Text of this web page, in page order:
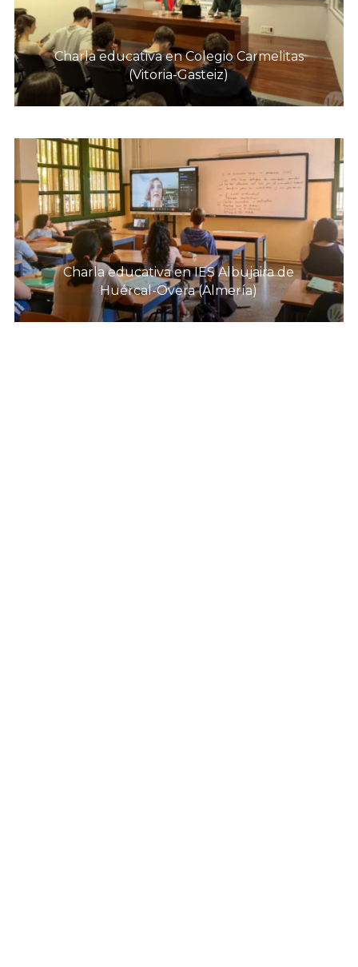
Charla educativa en Colegio Carmelitas
(Vitoria-Gasteiz)
Charla educativa en IES Albujaira de
Huércal-Overa (Almería)